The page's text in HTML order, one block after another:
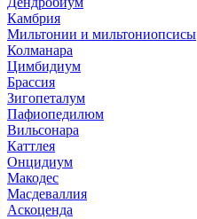
Камбрия
Мильтонии и мильтониопсисы
Колманара
Цимбидиум
Брассия
Зигопеталум
Пафиопедилюм
Вильсонара
Каттлея
Онцидиум
Макодес
Масдеваллия
Аскоценда